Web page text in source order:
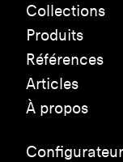
Collections
Produits
Références
Articles
À propos
Configurateur